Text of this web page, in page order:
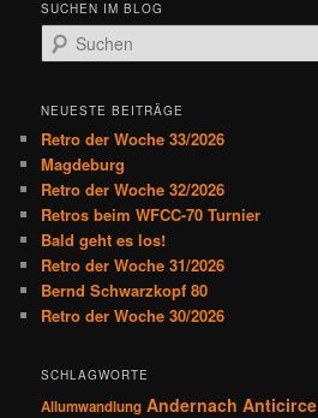
r
a
v
i
g
a
t
i
o
SUCHEN IM BLOG
u
h
n
NEUESTE BEITRÄGE
Retro der Woche 33/2026
Magdeburg
Retro der Woche 32/2026
Retros beim WFCC-70 Turnier
Bald geht es los!
Retro der Woche 31/2026
Bernd Schwarzkopf 80
Retro der Woche 30/2026
SCHLAGWORTE
Allumwandlung Andernach Anticirce